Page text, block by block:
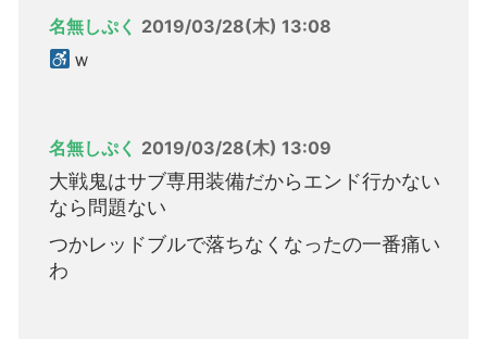
名無しぷく 2019/03/28(木) 13:08
ｗ
名無しぷく 2019/03/28(木) 13:09
大戦鬼はサブ専用装備だからエンド行かない
なら問題ない
つかレッドブルで落ちなくなったの一番痛い
わ